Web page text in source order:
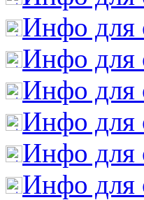
Инфо для
Инфо для
Инфо для
Инфо для
Инфо для
Инфо для